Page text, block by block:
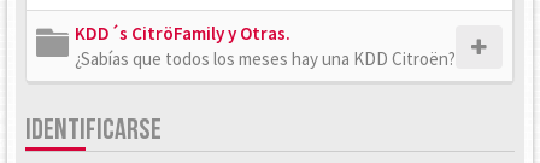
KDD´s CitröFamily y Otras.
¿Sabías que todos los meses hay una KDD Citroën?
IDENTIFICARSE